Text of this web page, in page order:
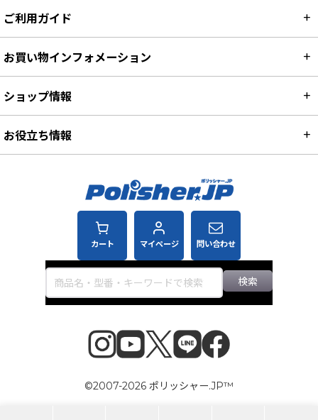
カート マイページ 問い合わせ
検索
ご利用ガイド
お買い物インフォメーション
ショップ情報
お役立ち情報
©2007-2026 ポリッシャー.JP™